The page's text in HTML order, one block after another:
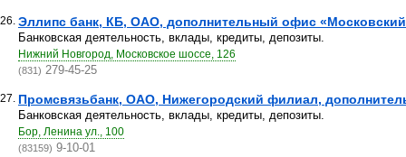
Эллипс банк, КБ, ОАО, дополнительный офис
Банковская деятельность, вклады, кредиты, депозиты.
Нижний Новгород, Московское шоссе, 126
(831) 279-45-25
Промсвязьбанк, ОАО, Нижегородский филиал,
Банковская деятельность, вклады, кредиты, депозиты.
Бор, Ленина ул., 100
(83159) 9-10-01